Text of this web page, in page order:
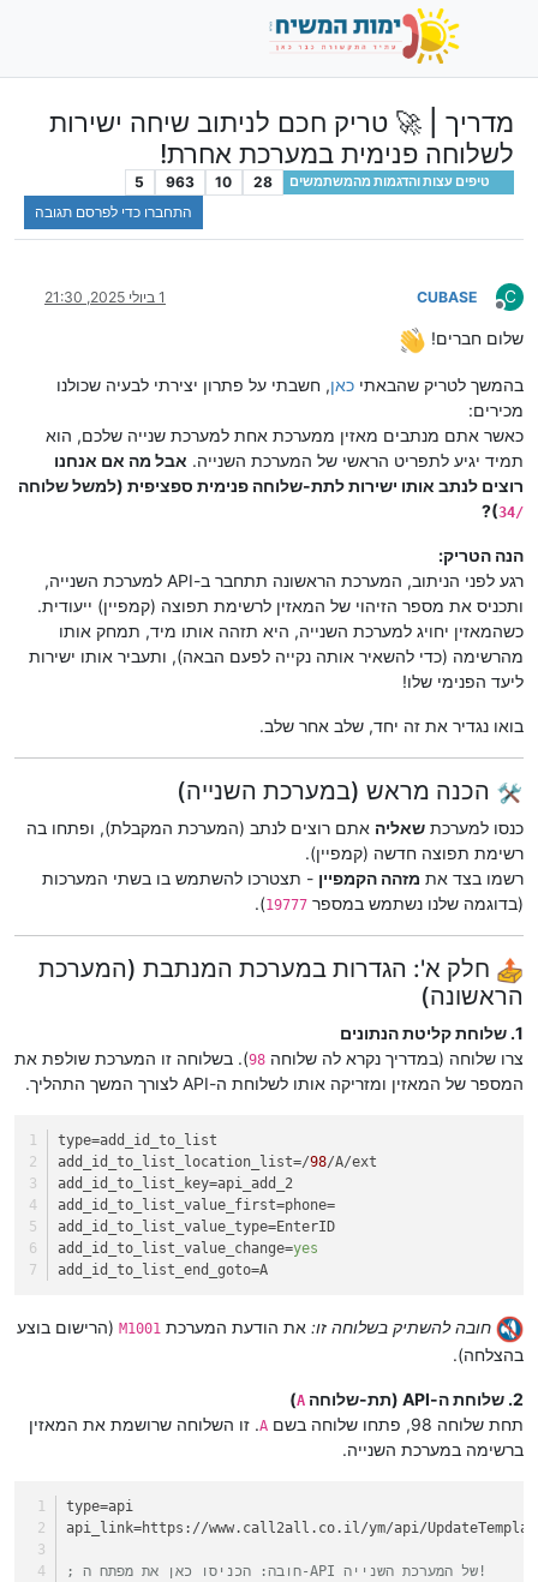
מדריך | 🚀 טריק חכם לניתוב שיחה ישירות
לשלוחה פנימית במערכת אחרת!
טיפים עצות והדגמות מהמשתמשים 28
10
963
5
התחברו כדי לפרסם תגובה
C
מנותק
CUBASE 1 ביולי 2025, 21:30
שלום חברים!
בהמשך לטריק שהבאתי כאן, חשבתי על פתרון יצירתי לבעיה שכולנו
מכירים:
כאשר אתם מנתבים מאזין ממערכת אחת למערכת שנייה שלכם, הוא
תמיד יגיע לתפריט הראשי של המערכת השנייה. אבל מה אם אנחנו
רוצים לנתב אותו ישירות לתת-שלוחה פנימית ספציפית (למשל שלוחה
/34
)?
הנה הטריק:
רגע לפני הניתוב, המערכת הראשונה תתחבר ב-API למערכת השנייה,
ותכניס את מספר הזיהוי של המאזין לרשימת תפוצה (קמפיין) ייעודית.
כשהמאזין יחויג למערכת השנייה, היא תזהה אותו מיד, תמחק אותו
מהרשימה (כדי להשאיר אותה נקייה לפעם הבאה), ותעביר אותו ישירות
ליעד הפנימי שלו!
בואו נגדיר את זה יחד, שלב אחר שלב.
️ הכנה מראש (במערכת השנייה)
כנסו למערכת שאליה אתם רוצים לנתב (המערכת המקבלת), ופתחו בה
רשימת תפוצה חדשה (קמפיין).
רשמו בצד את מזהה הקמפיין - תצטרכו להשתמש בו בשתי המערכות
(בדוגמה שלנו נשתמש במספר 19777
).
חלק א': הגדרות במערכת המנתבת (המערכת
הראשונה)
1. שלוחת קליטת הנתונים
צרו שלוחה (במדריך נקרא לה שלוחה 98). בשלוחה זו המערכת שולפת את
המספר של המאזין ומזריקה אותו לשלוחת ה-API לצורך המשך התהליך.
type=add_id_to_list
add_id_to_list_location_list=/98/A/ext
add_id_to_list_key=api_add_2
add_id_to_list_value_first=phone=
add_id_to_list_value_type=EnterID
add_id_to_list_value_change=yes
add_id_to_list_end_goto=A
חובה להשתיק בשלוחה זו: את הודעת המערכת M1001 (הרישום בוצע
בהצלחה).
2. שלוחת ה-API (תת-שלוחה A
)
תחת שלוחה 98, פתחו שלוחה בשם
A. זו השלוחה שרושמת את המאזין
ברשימה במערכת השנייה.
type=api
api_link=https://www.call2all.co.il/ym/api/
; חובה: הכניסו כאן את מפתח ה-API של המערכת השנייה!